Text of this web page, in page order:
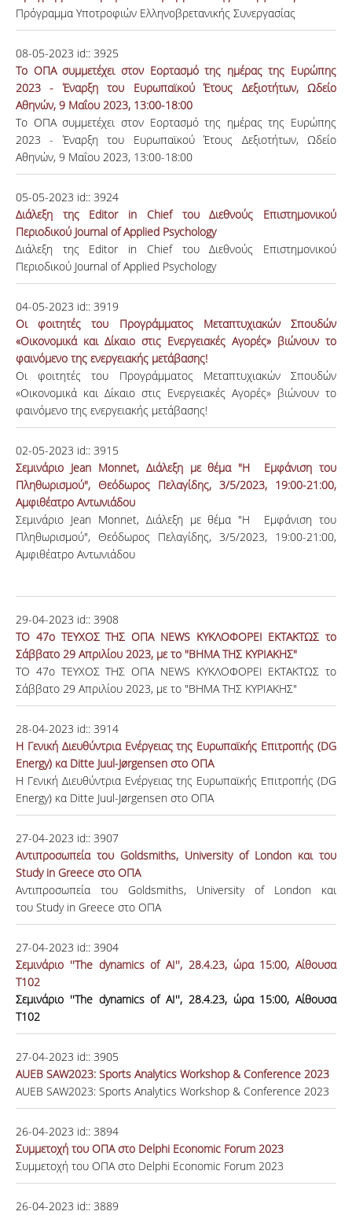
Πρόγραμμα Υποτροφιών Ελληνοβρετανικής Συνεργασίας
08-05-2023 id:: 3925
Το ΟΠΑ συμμετέχει στον Εορτασμό της ημέρας της Ευρώπης
2023 - Έναρξη του Ευρωπαϊκού Έτους Δεξιοτήτων, Ωδείο
Αθηνών, 9 Μαΐου 2023, 13:00-18:00
Το ΟΠΑ συμμετέχει στον Εορτασμό της ημέρας της Ευρώπης
2023 - Έναρξη του Ευρωπαϊκού Έτους Δεξιοτήτων, Ωδείο
Αθηνών, 9 Μαΐου 2023, 13:00-18:00
05-05-2023 id:: 3924
Διάλεξη της Εditor in Chief του Διεθνούς Επιστημονικού
Περιοδικού Journal of Applied Psychology
Διάλεξη της Εditor in Chief του Διεθνούς Επιστημονικού
Περιοδικού Journal of Applied Psychology
04-05-2023 id:: 3919
Οι φοιτητές του Προγράμματος Μεταπτυχιακών Σπουδών
«Οικονομικά και Δίκαιο στις Ενεργειακές Αγορές» βιώνουν το
φαινόμενο της ενεργειακής μετάβασης!
Οι φοιτητές του Προγράμματος Μεταπτυχιακών Σπουδών
«Οικονομικά και Δίκαιο στις Ενεργειακές Αγορές» βιώνουν το
φαινόμενο της ενεργειακής μετάβασης!
02-05-2023 id:: 3915
Σεμινάριο Jean Monnet, Διάλεξη με θέμα "H Εμφάνιση του
Πληθωρισμού", Θεόδωρος Πελαγίδης, 3/5/2023, 19:00-21:00,
Αμφιθέατρο Aντωνιάδου
Σεμινάριο Jean Monnet, Διάλεξη με θέμα "H Εμφάνιση του
Πληθωρισμού", Θεόδωρος Πελαγίδης, 3/5/2023, 19:00-21:00,
Αμφιθέατρο Aντωνιάδου
29-04-2023 id:: 3908
ΤΟ 47ο ΤΕΥΧΟΣ ΤΗΣ ΟΠΑ NEWS ΚΥΚΛΟΦΟΡΕΙ ΕΚΤΑΚΤΩΣ το
Σάββατο 29 Απριλίου 2023, με το "ΒΗΜΑ ΤΗΣ ΚΥΡΙΑΚΗΣ"
ΤΟ 47ο ΤΕΥΧΟΣ ΤΗΣ ΟΠΑ NEWS ΚΥΚΛΟΦΟΡΕΙ ΕΚΤΑΚΤΩΣ το
Σάββατο 29 Απριλίου 2023, με το "ΒΗΜΑ ΤΗΣ ΚΥΡΙΑΚΗΣ"
28-04-2023 id:: 3914
H Γενική Διευθύντρια Ενέργειας της Ευρωπαϊκής Επιτροπής (DG
Energy) κα Ditte Juul-Jørgensen στο ΟΠΑ
H Γενική Διευθύντρια Ενέργειας της Ευρωπαϊκής Επιτροπής (DG
Energy) κα Ditte Juul-Jørgensen στο ΟΠΑ
27-04-2023 id:: 3907
Αντιπροσωπεία του Goldsmiths, University of London και του
Study in Greece στο ΟΠΑ
Αντιπροσωπεία του Goldsmiths, University of London και
του Study in Greece στο ΟΠΑ
27-04-2023 id:: 3904
Σεμινάριο ''The dynamics of AI'', 28.4.23, ώρα 15:00, Αίθουσα
Τ102
Σεμινάριο ''The dynamics of AI'', 28.4.23, ώρα 15:00, Αίθουσα
Τ102
27-04-2023 id:: 3905
AUEB SAW2023: Sports Analytics Workshop & Conference 2023
AUEB SAW2023: Sports Analytics Workshop & Conference 2023
26-04-2023 id:: 3894
Συμμετοχή του ΟΠΑ στο Delphi Economic Forum 2023
Συμμετοχή του ΟΠΑ στο Delphi Economic Forum 2023
26-04-2023 id:: 3889